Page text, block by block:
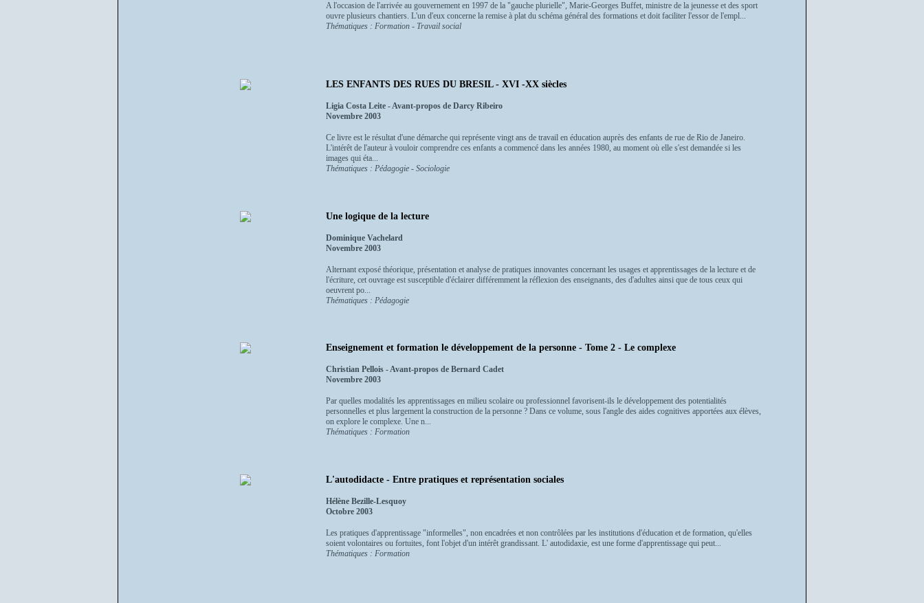
A l'occasion de l'arrivée au gouvernement en 1997 de la "gauche plurielle", Marie-Georges Buffet, ministre de la jeunesse et des sport
ouvre plusieurs chantiers. L'un d'eux concerne la remise à plat du schéma général des formations et doit faciliter l'essor de l'empl...
Thématiques : Formation - Travail social
LES ENFANTS DES RUES DU BRESIL - XVI -XX siècles
Ligia Costa Leite - Avant-propos de Darcy Ribeiro
Novembre 2003
Ce livre est le résultat d'une démarche qui représente vingt ans de travail en éducation auprès des enfants de rue de Rio de Janeiro.
L'intérêt de l'auteur à vouloir comprendre ces enfants a commencé dans les années 1980, au moment où elle s'est demandée si les
images qui éta...
Thématiques : Pédagogie - Sociologie
Une logique de la lecture
Dominique Vachelard
Novembre 2003
Alternant exposé théorique, présentation et analyse de pratiques innovantes concernant les usages et apprentissages de la lecture et de
l'écriture, cet ouvrage est susceptible d'éclairer différemment la réflexion des enseignants, des d'adultes ainsi que de tous ceux qui
oeuvrent po...
Thématiques : Pédagogie
Enseignement et formation le développement de la personne - Tome 2 - Le complexe
Christian Pellois - Avant-propos de Bernard Cadet
Novembre 2003
Par quelles modalités les apprentissages en milieu scolaire ou professionnel favorisent-ils le développement des potentialités
personnelles et plus largement la construction de la personne ? Dans ce volume, sous l'angle des aides cognitives apportées aux élèves,
on explore le complexe. Une n...
Thématiques : Formation
L'autodidacte - Entre pratiques et représentation sociales
Hélène Bezille-Lesquoy
Octobre 2003
Les pratiques d'apprentissage "informelles", non encadrées et non contrôlées par les institutions d'éducation et de formation, qu'elles
soient volontaires ou fortuites, font l'objet d'un intérêt grandissant. L' autodidaxie, est une forme d'apprentissage qui peut...
Thématiques : Formation